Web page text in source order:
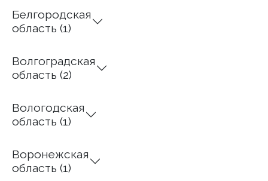
Белгородская
область (1)
Волгоградская
область (2)
Вологодская
область (1)
Воронежская
область (1)